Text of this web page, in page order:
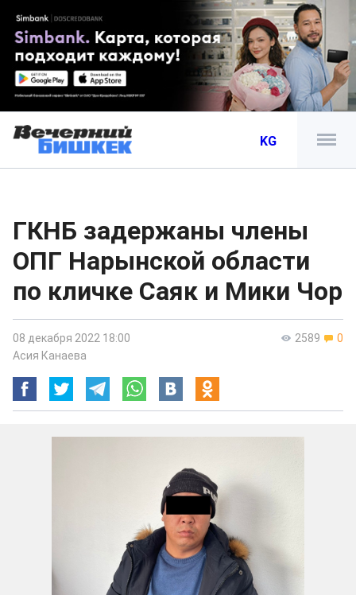
KG
ГКНБ задержаны члены
ОПГ Нарынской области
по кличке Саяк и Мики Чор
2589 0
08 декабря 2022 18:00
Асия Канаева